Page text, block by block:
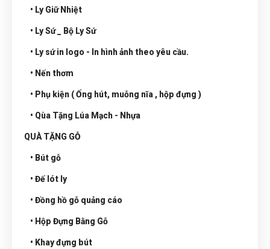
• Ly Giữ Nhiệt
• Ly Sứ _ Bộ Ly Sứ
• Ly sứ in logo - In hình ảnh theo yêu cầu.
• Nến thơm
• Phụ kiện ( Ống hút, muỗng nĩa , hộp đựng )
• Qùa Tặng Lúa Mạch - Nhựa
QUÀ TẶNG GỖ
• Bút gỗ
• Đế lót ly
• Đồng hồ gỗ quảng cáo
• Hộp Đựng Bằng Gỗ
• Khay đựng bút